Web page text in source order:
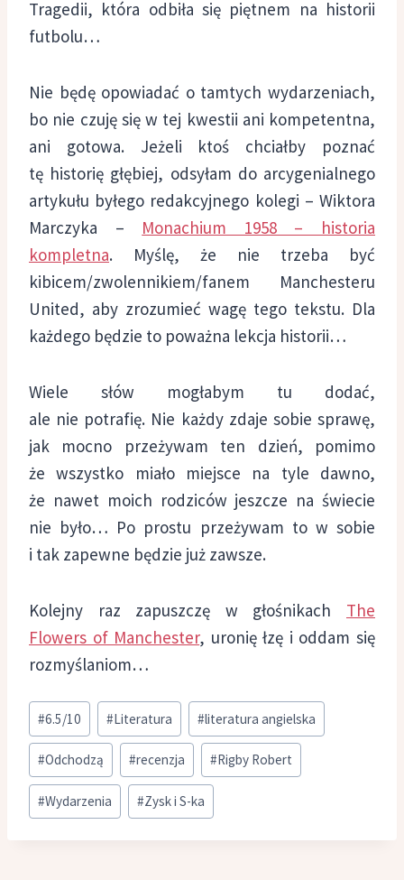
Tragedii, która odbiła się piętnem na historii
futbolu…
Nie będę opowiadać o tamtych wydarzeniach,
bo nie czuję się w tej kwestii ani kompetentna,
ani gotowa. Jeżeli ktoś chciałby poznać
tę historię głębiej, odsyłam do arcygenialnego
artykułu byłego redakcyjnego kolegi – Wiktora
Marczyka – Monachium 1958 – historia
kompletna. Myślę, że nie trzeba być
kibicem/zwolennikiem/fanem Manchesteru
United, aby zrozumieć wagę tego tekstu. Dla
każdego będzie to poważna lekcja historii…
Wiele słów mogłabym tu dodać,
ale nie potrafię. Nie każdy zdaje sobie sprawę,
jak mocno przeżywam ten dzień, pomimo
że wszystko miało miejsce na tyle dawno,
że nawet moich rodziców jeszcze na świecie
nie było… Po prostu przeżywam to w sobie
i tak zapewne będzie już zawsze.
Kolejny raz zapuszczę w głośnikach The
Flowers of Manchester, uronię łzę i oddam się
rozmyślaniom…
Tagi
wpisu:
#6.5/10 #Literatura #literatura angielska
#Odchodzą #recenzja #Rigby Robert
#Wydarzenia #Zysk i S-ka